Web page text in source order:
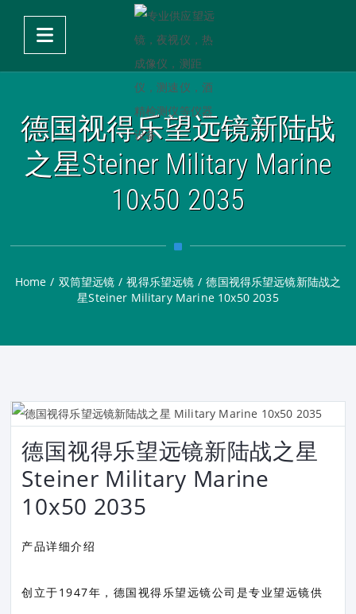
德国视得乐望远镜新陆战
之星Steiner Military Marine
10x50 2035
Home / 双筒望远镜 / 视得乐望远镜 / 德国视得乐望远镜新陆战之
星Steiner Military Marine 10x50 2035
德国视得乐望远镜新陆战之星
Steiner Military Marine
10x50 2035
产品详细介绍
创立于1947年，德国视得乐望远镜公司是专业望远镜供